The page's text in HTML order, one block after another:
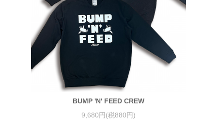
BUMP 'N' FEED CREW
9,680円(税880円)